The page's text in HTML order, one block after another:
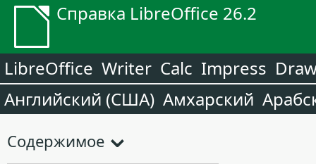
Справка LibreOffice 26.2
LibreOffice Writer Calc Impress
Английский (США) Амхарский
Содержимое